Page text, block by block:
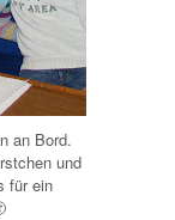
an Bord.
und
für ein